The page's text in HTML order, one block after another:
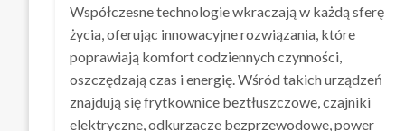
Współczesne technologie wkraczają w każdą sferę
życia, oferując innowacyjne rozwiązania, które
poprawiają komfort codziennych czynności,
oszczędzają czas i energię. Wśród takich urządzeń
znajdują się frytkownice beztłuszczowe, czajniki
elektryczne, odkurzacze bezprzewodowe, power